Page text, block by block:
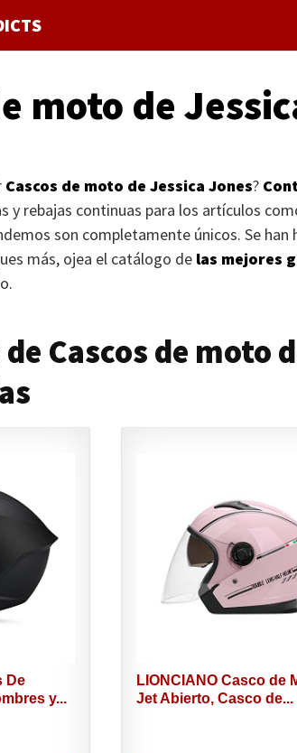
moto de
Cascos de moto de Jessica Jones?
y rebajas continuas para los artículos
son completamente únicos. Se
más, ojea el catálogo de las mejores
Cascos de moto
De
y...
LIONCIANO Casco de
Jet Abierto, Casco de...